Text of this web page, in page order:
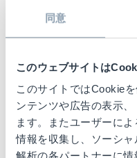
同意
このウェブサイトは
このサイトではCookie
ンテンツや広告の表示
ます。またユーザーに
情報を収集し、ソーシ
続可能な未来に
れています。 チ
社は、環境に配
Chinookインレイ
を開発しました
ユース容器に特化
題への対応に大き
革新とサステナビ